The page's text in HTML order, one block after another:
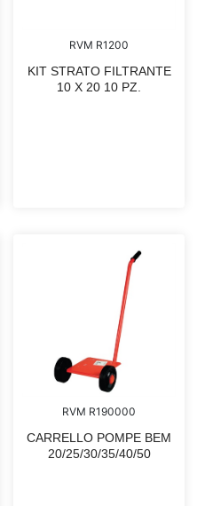
RVM R1200
KIT STRATO FILTRANTE
10 X 20 10 PZ.
RVM R190000
CARRELLO POMPE BEM
20/25/30/35/40/50